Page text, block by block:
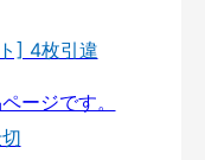
] 4枚引違